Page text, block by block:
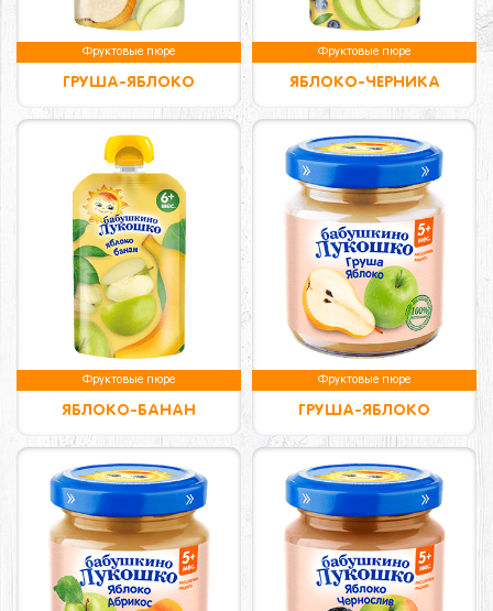
Фруктовые пюре
ГРУША-ЯБЛОКО
Фруктовые пюре
ЯБЛОКО-ЧЕРНИКА
Фруктовые пюре
ЯБЛОКО-БАНАН
Фруктовые пюре
ГРУША-ЯБЛОКО